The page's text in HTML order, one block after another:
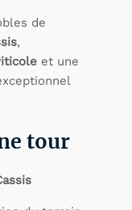
de
,
et une
tour